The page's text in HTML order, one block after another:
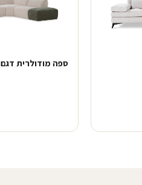
ספה מודולרית דגם Sun